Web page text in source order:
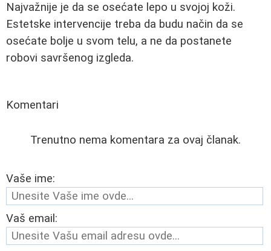
Najvažnije je da se osećate lepo u svojoj koži.
Estetske intervencije treba da budu način da se
osećate bolje u svom telu, a ne da postanete
robovi savršenog izgleda.
Komentari
Trenutno nema komentara za ovaj članak.
Vaše ime:
Vaš email: